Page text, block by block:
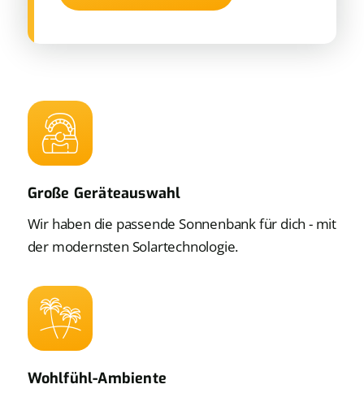
Große Geräteauswahl
Wir haben die passende Sonnenbank für dich - mit
der modernsten Solartechnologie.
Wohlfühl-Ambiente